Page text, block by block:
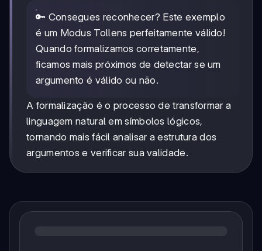
🔑 Consegues reconhecer? Este exemplo
é um Modus Tollens perfeitamente válido!
Quando formalizamos corretamente,
ficamos mais próximos de detectar se um
argumento é válido ou não.
A formalização é o processo de transformar a
linguagem natural em símbolos lógicos,
tornando mais fácil analisar a estrutura dos
argumentos e verificar sua validade.